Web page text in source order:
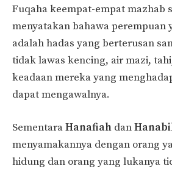
Fuqaha keempat-empat mazhab
menyatakan bahawa perempuan
adalah hadas yang berterusan
tidak lawas kencing, air mazi,
keadaan mereka yang
dapat mengawalnya.
SementaraHanafiah dan
menyamakannya dengan orang
hidung dan orang yang lukanya